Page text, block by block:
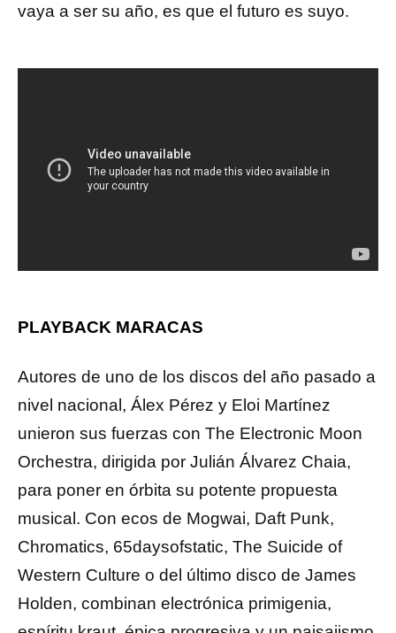
vaya a ser su año, es que el futuro es suyo.
PLAYBACK MARACAS
Autores de uno de los discos del año pasado a
nivel nacional, Álex Pérez y Eloi Martínez
unieron sus fuerzas con The Electronic Moon
Orchestra, dirigida por Julián Álvarez Chaia,
para poner en órbita su potente propuesta
musical. Con ecos de Mogwai, Daft Punk,
Chromatics, 65daysofstatic, The Suicide of
Western Culture o del último disco de James
Holden, combinan electrónica primigenia,